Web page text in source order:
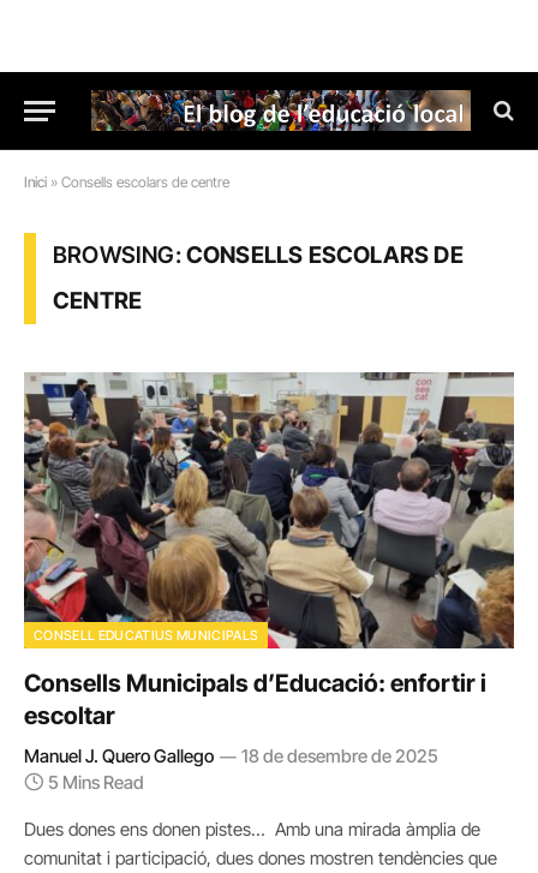
Inici » Consells escolars de centre
BROWSING:CONSELLS ESCOLARS DE
CENTRE
CONSELL EDUCATIUS MUNICIPALS
Consells Municipals d’Educació: enfortir i
escoltar
Manuel J. Quero Gallego
18 de desembre de 2025
5 Mins Read
Dues dones ens donen pistes… Amb una mirada àmplia de
comunitat i participació, dues dones mostren tendències que